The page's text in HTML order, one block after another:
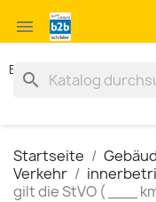

Exklusiv für
zzgl.
search
Startseite
Verkehr
gilt die StVO ( ___